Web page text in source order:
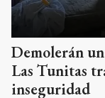
Demolerán
Las Tunitas
inseguridad